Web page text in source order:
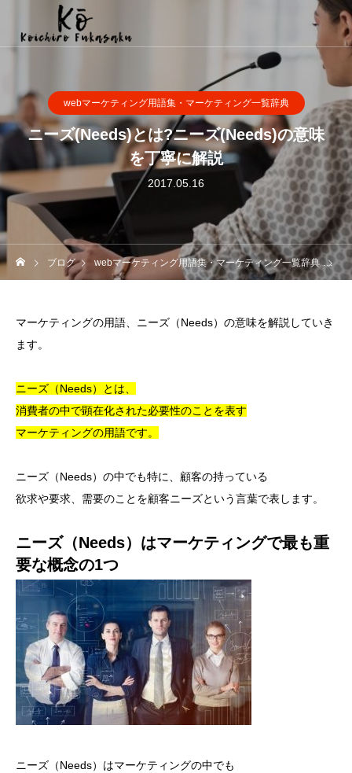
webマーケティング用語集・マーケティング一覧辞典
ニーズ(Needs)とは?ニーズ(Needs)の意味
を丁寧に解説
2017.05.16
ブログ webマーケティング用語集・マーケティング一覧辞典 ニ
マーケティングの用語、ニーズ（Needs）の意味を解説していき
ます。
ニーズ（Needs）とは、
消費者の中で顕在化された必要性のことを表す
マーケティングの用語です。
ニーズ（Needs）の中でも特に、顧客の持っている
欲求や要求、需要のことを顧客ニーズという言葉で表します。
ニーズ（Needs）はマーケティングで最も重
要な概念の1つ
ニーズ（Needs）はマーケティングの中でも